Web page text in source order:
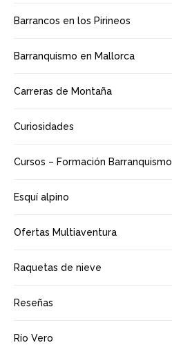
Barrancos en los Pirineos
Barranquismo en Mallorca
Carreras de Montaña
Curiosidades
Cursos – Formación Barranquismo
Esquí alpino
Ofertas Multiaventura
Raquetas de nieve
Reseñas
Río Vero